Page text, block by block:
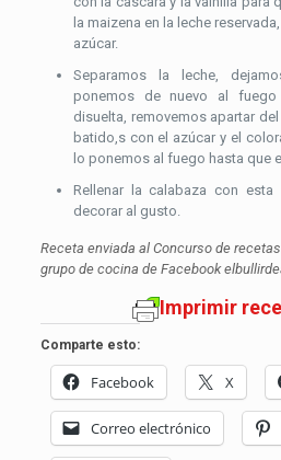
la maizena en la leche
azúcar.
Separamos la leche,
ponemos de nuevo al
disuelta, removemos apartar
batido,s con el azúcar y el
lo ponemos al fuego hasta que
Rellenar la calabaza con
decorar al gusto.
Receta enviada al Concurso de
grupo de cocina de Facebook
Imprimir
Comparte esto:
Facebook X
Correo electrónico